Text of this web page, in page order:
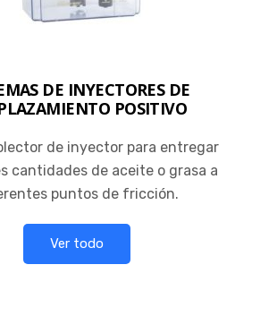
DE INYECTORES DE
POSITIVO
de inyector para entregar
cantidades de aceite o grasa a
puntos de fricción.
Ver todo